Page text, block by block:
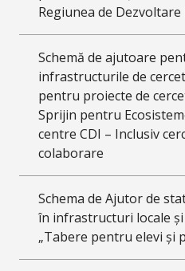
Regiunea de
Schemă de ajutoare
infrastructurile de
pentru proiecte de
Sprijin pentru
centre CDI – Inclusiv
colaborare
Schema de Ajutor de
în infrastructuri locale
„Tabere pentru elevi și